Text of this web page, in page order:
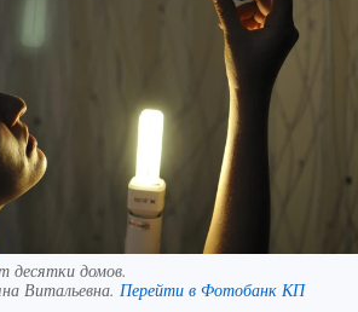
десятки домов.
Витальевна. Перейти в Фотобанк КП